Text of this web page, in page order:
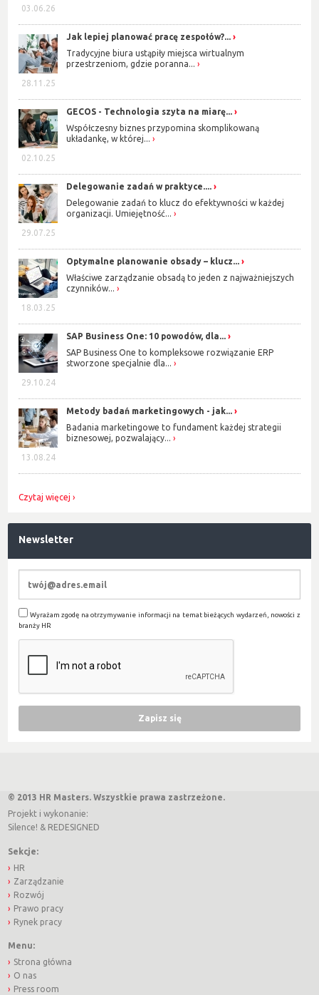
03.06.26
28.11.25
Jak lepiej planować pracę zespołów?...
Tradycyjne biura ustąpiły miejsca wirtualnym
przestrzeniom, gdzie poranna...
02.10.25
GECOS - Technologia szyta na miarę...
Współczesny biznes przypomina skomplikowaną
układankę, w której...
29.07.25
Delegowanie zadań w praktyce....
Delegowanie zadań to klucz do efektywności w każdej
organizacji. Umiejętność...
18.03.25
Optymalne planowanie obsady – klucz...
Właściwe zarządzanie obsadą to jeden z najważniejszych
czynników...
29.10.24
SAP Business One: 10 powodów, dla...
SAP Business One to kompleksowe rozwiązanie ERP
stworzone specjalnie dla...
13.08.24
Metody badań marketingowych - jak...
Badania marketingowe to fundament każdej strategii
biznesowej, pozwalający...
Czytaj więcej
Newsletter
Wyrażam zgodę na otrzymywanie informacji na temat bieżących wydarzeń, nowości z
branży HR
© 2013 HR Masters. Wszystkie prawa zastrzeżone.
Projekt i wykonanie:
Silence! & REDESIGNED
Sekcje:
HR
Zarządzanie
Rozwój
Prawo pracy
Rynek pracy
Menu:
Strona główna
O nas
Press room